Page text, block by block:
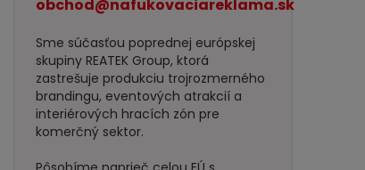
obchod@nafukovaciareklama.sk
Sme súčasťou poprednej európskej
skupiny REATEK Group, ktorá
zastrešuje produkciu trojrozmerného
brandingu, eventových atrakcií a
interiérových hracích zón pre
komerčný sektor.